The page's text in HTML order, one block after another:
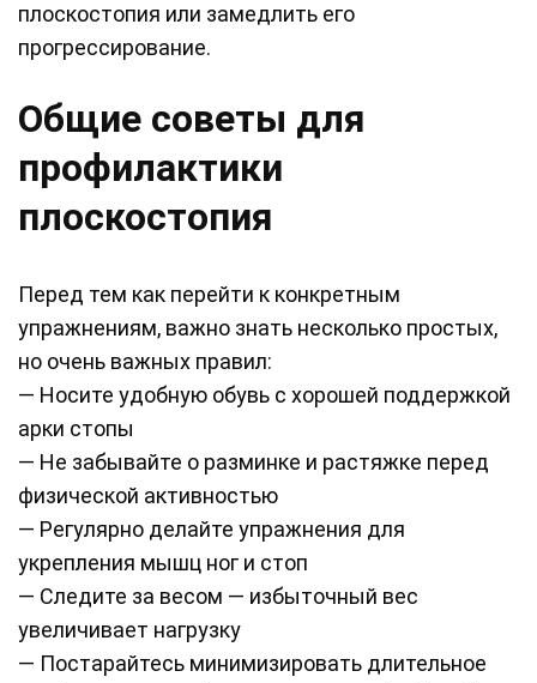
плоскостопия или замедлить его
прогрессирование.
Общие советы для
профилактики
плоскостопия
Перед тем как перейти к конкретным
упражнениям, важно знать несколько простых,
но очень важных правил:
— Носите удобную обувь с хорошей поддержкой
арки стопы
— Не забывайте о разминке и растяжке перед
физической активностью
— Регулярно делайте упражнения для
укрепления мышц ног и стоп
— Следите за весом — избыточный вес
увеличивает нагрузку
— Постарайтесь минимизировать длительное